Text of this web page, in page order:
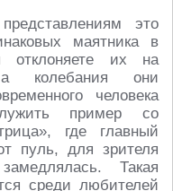
это
маятника в
их на
а колебания они
человека
пример со
где главный
пуль, для зрителя
Такая
среди любителей